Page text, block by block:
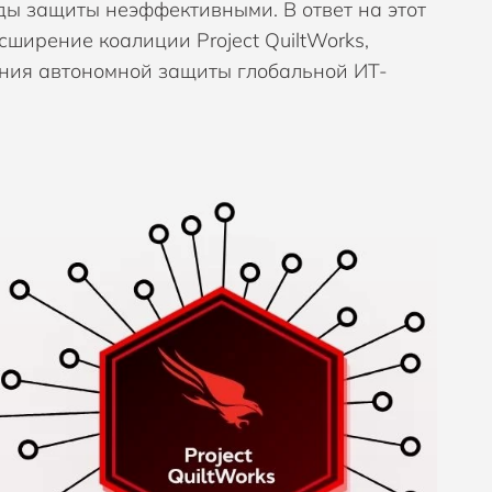
Управление политиками безопасности
Унифицированное управление конечными
мобильных устройств
рисками и защита данных
AI
защиты неэффективными. В ответ на этот
коалиции Project QuiltWorks,
автономной защиты глобальной ИТ-